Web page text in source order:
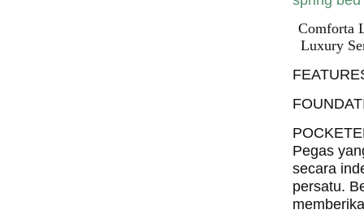
Comforta
Luxury
Pegas
secara
persatu.